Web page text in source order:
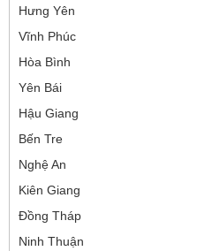
Hưng Yên
Vĩnh Phúc
Hòa Bình
Yên Bái
Hậu Giang
Bến Tre
Nghệ An
Kiên Giang
Đồng Tháp
Ninh Thuận